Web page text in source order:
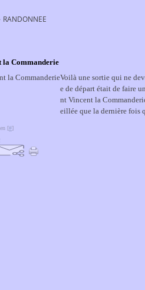
RANDONNEE
la Commanderie
Voilà une sortie qui ne
e de départ était de faire
nt Vincent la
eillée que la dernière fois
[#]